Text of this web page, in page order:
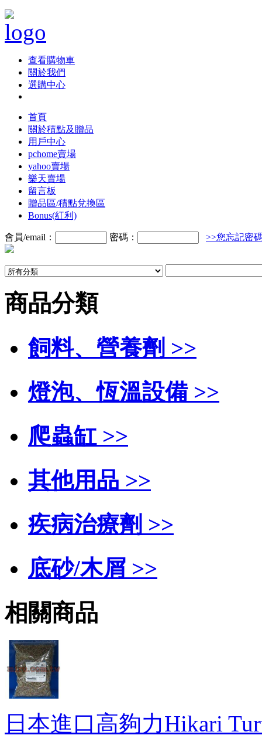
查看購物車
關於我們
選購中心
首頁
關於積點及贈品
用戶中心
pchome賣場
yahoo賣場
樂天賣場
留言板
贈品區/積點兌換區
Bonus(紅利)
會員/email： 密碼： >>您忘記密
商品分類
飼料、營養劑 >>
燈泡、恆溫設備 >>
爬蟲缸 >>
其他用品 >>
疾病治療劑 >>
底砂/木屑 >>
相關商品
日本進口高夠力Hikari